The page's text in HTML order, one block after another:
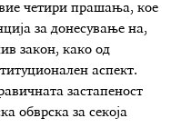
четири прашања, кое
за донесување на,
закон, како од
аспект.
застапеност
обврска за секоја